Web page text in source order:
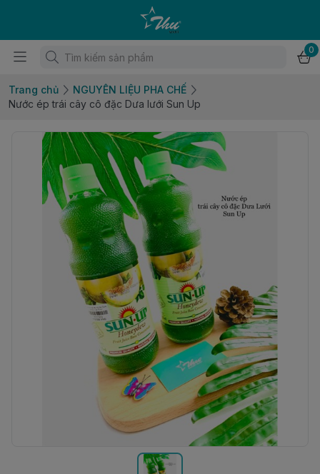
0
Trang chủ
NGUYÊN LIỆU PHA CHẾ
Nước ép trái cây cô đặc Dưa lưới Sun Up